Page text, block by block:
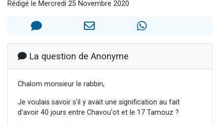
Ariel vient de donner son Maasser
Eva vient de donner son Maasser
4 personnes viennent de nous rejoindre sur WhatsApp
Rédigé le Mercredi 25 Novembre 2020
La question de Anonyme
Chalom monsieur le rabbin,
Je voulais savoir s'il y avait une signification au fait
d'avoir 40 jours entre Chavou'ot et le 17 Tamouz ?